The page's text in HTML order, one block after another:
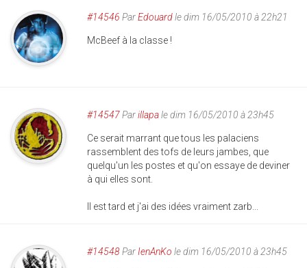
#14546 ParEdouardle dim 16/05/2010 à 22h21
McBeef à la classe !
#14547Parillapale dim 16/05/2010 à 23h45
Ce serait marrant que tous les palaciens
rassemblent des tofs de leurs jambes, que
quelqu'un les postes et qu'on essaye de deviner
à qui elles sont.
Il est tard et j'ai des idées vraiment zarb...
#14548Par IenAnKo le dim 16/05/2010 à 23h45